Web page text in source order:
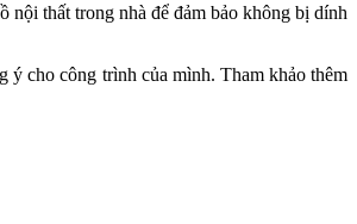
nội thất trong nhà để đảm bảo không bị dính
ý cho công trình của mình. Tham khảo thêm